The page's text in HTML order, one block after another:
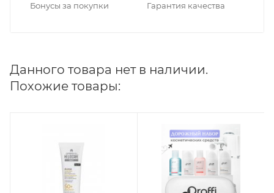
Бонусы за покупки Гарантия качества
Данного товара нет в наличии.
Похожие товары: